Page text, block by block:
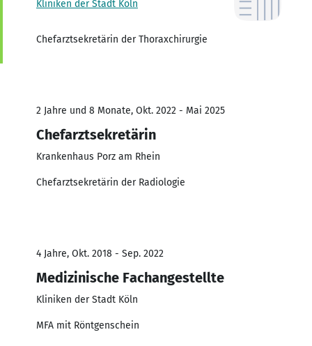
Kliniken der Stadt Köln
Chefarztsekretärin der Thoraxchirurgie
2 Jahre und 8 Monate, Okt. 2022 - Mai 2025
Chefarztsekretärin
Krankenhaus Porz am Rhein
Chefarztsekretärin der Radiologie
4 Jahre, Okt. 2018 - Sep. 2022
Medizinische Fachangestellte
Kliniken der Stadt Köln
MFA mit Röntgenschein